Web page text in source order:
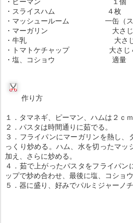
・スライスハム ４枚
・マッシュールーム 一缶（ス
・マーガリン 大さじ
・牛乳 大さじ
・トマトケチャップ 大さじ
・塩、コショ
作り方
１．タマネギ、ピーマン、ハムは２ｃｍ
２．パスタは時間通りに茹でる。
３．フライパンにマーガリンを熱し、
っくり炒める。ハム、水を切ったマッ
加え、さらに炒める。
４．茹で上がったパスタをフライパン
ップで炒め合わせ、最後に塩、コショ
５．器に盛り、好みでパルミジャーノ